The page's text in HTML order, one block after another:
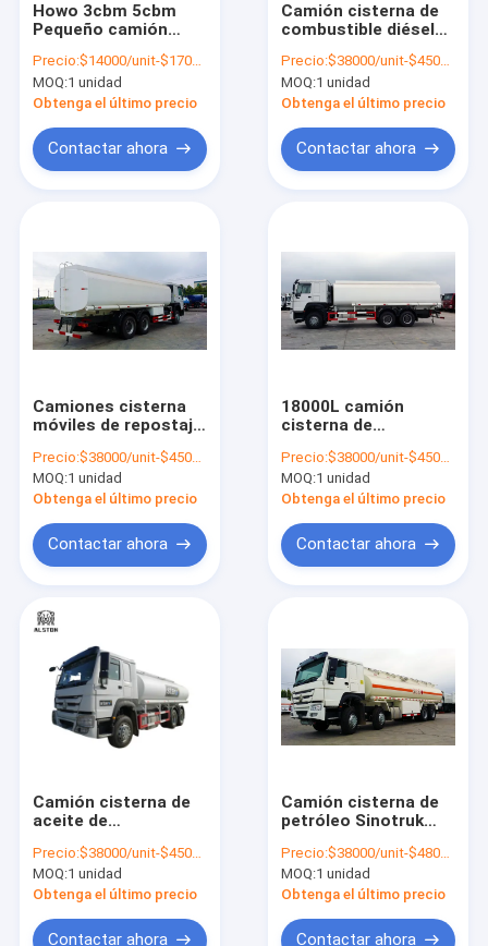
noticias
Todos los casos
El camión Howo
Camión tractor HOWO
Camión de carga HOWO
Camión del tanque de combustible
Camión del tanque de agua
Remolque del tanque de combustible
REMOLQUE DE PLATAFORMA
Trailer de descarga
Remolque de cemento a granel
Howo 3cbm 5cbm
Pequeño camión
combustible camión
cisterna de gasolina
camión
Precio:$14000/unit-$17000/unit
MOQ:1 unidad
Obtenga el último precio
Contactar ahora
Camión cisterna de
combustible diésel
camión de
transporte de
petróleo de 20 m³
Precio:$38000/unit-$45000/unit
MOQ:1 unidad
Obtenga el último precio
Contactar ahora
Camiones cisterna
móviles de repostaje
Camión de entrega
de combustible
Precio:$38000/unit-$45000/unit
MOQ:1 unidad
Obtenga el último precio
Contactar ahora
18000L camión
cisterna de
10 ruedas 6x4
camión distribuidor
de combustible móvil
Precio:$38000/unit-$45000/unit
MOQ:1 unidad
Obtenga el último precio
Contactar ahora
Camión cisterna de
aceite de
20000L
Precio:$38000/unit-$45000/unit
MOQ:1 unidad
Obtenga el último precio
Contactar ahora
Camión cisterna de
petróleo Sinotruk
Precio:$38000/unit-$48000/unit
MOQ:1 unidad
Obtenga el último precio
Contactar ahora